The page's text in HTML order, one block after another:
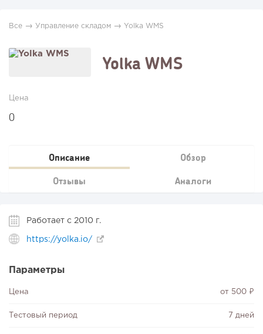
Все → Управление складом → Yolka WMS
Yolka WMS
Цена
0
Описание Обзор
Отзывы Аналоги
Работает с 2010 г.
https://yolka.io/
Параметры
Цена от 500 ₽
Тестовый период 7 дней